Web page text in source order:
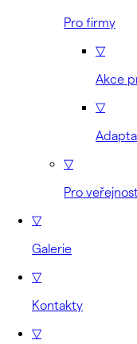
Pro firmy
▽
Akce
▽
▽
Pro veřejnost
▽
Galerie
▽
Kontakty
▽